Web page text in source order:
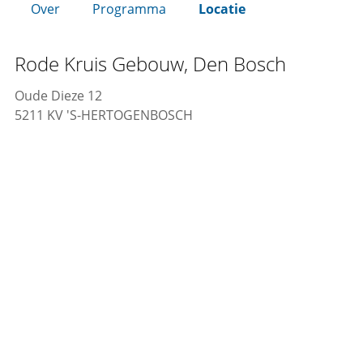
Over Programma Locatie
Rode Kruis Gebouw, Den Bosch
Oude Dieze 12
5211 KV 'S-HERTOGENBOSCH